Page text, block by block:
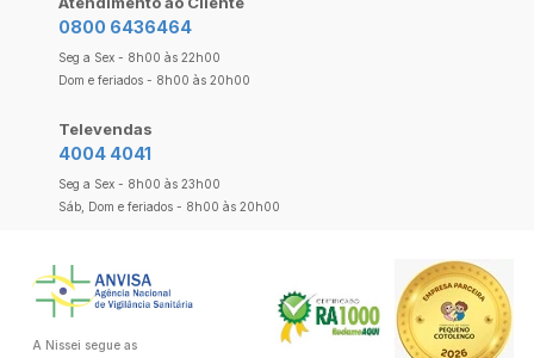
0800 6436464
Seg a Sex - 8h00 às 22h00
Dom e feriados - 8h00 às 20h00
Televendas
4004 4041
Seg a Sex - 8h00 às 23h00
Sáb, Dom e feriados - 8h00 às 20h00
A Nissei segue as